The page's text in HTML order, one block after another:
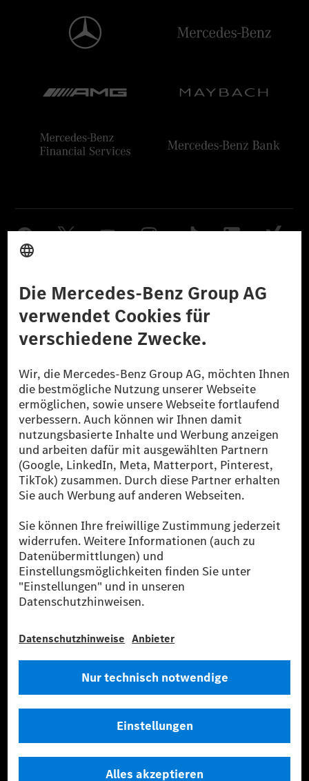
Datenschutz Lizenzhinweise Dritter Barrierefreiheit
© 2026 Mercedes-Benz Group AG. Alle Rechte vorbehalten.
[1] Bilanziell CO₂-neutral bedeutet, dass nicht vermiedene oder nicht
reduzierte CO₂-Emissionen bei der Mercedes-Benz Group durch
zertifizierte Ausgleichsprojekte kompensiert werden.
[2] Renewable Charging ist ein integraler Bestandteil von MB.CHARGE
Public in Europa, den USA, Kanada und China. Sofern an der jeweiligen
Ladestation noch kein Strom aus erneuerbaren Energien vorliegt,
verwendet Renewable Charging Grünstromzertifikate*. Diese stellen
sicher, dass für Ladevorgänge über MB.CHARGE Public eine äquivalente
Strommenge aus erneuerbaren Energien ins Stromnetz eingespeist wird.
* Inkl. EKOenergy Ökolabel
* Die angegebenen Werte wurden nach dem vorgeschriebenen
Messverfahren WLTP (Worldwide harmonised Light vehicles Test
Procedure) ermittelt. Die angegebenen Spannweiten beziehen sich auf
den europäischen Markt. Der Energieverbrauch und der CO₂-Ausstoß
eines Pkw sind nicht nur von der effizienten Ausnutzung des Kraftstoffs
bzw. des Energieträgers durch den Pkw, sondern auch vom Fahrstil und
** Der Stromverbrauch wurde auf der Grundlage der VO 692/2008/EG
Fahrzeugkonfiguration.
*** Angaben zum Stromverbrauch und zur Reichweite sind vorläufig und
wurden intern nach Maßgabe der Zertifizierungsmethode „WLTP-
Typgenehmigung noch eine Konformitätsbescheinigung mit amtlichen